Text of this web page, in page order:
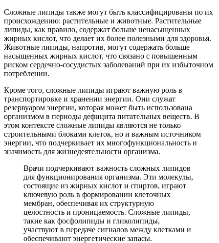
Сложные липиды также могут быть классифицированы по их
происхождению: растительные и животные. Растительные
липиды, как правило, содержат больше ненасыщенных
жирных кислот, что делает их более полезными для здоровья.
Животные липиды, напротив, могут содержать больше
насыщенных жирных кислот, что связано с повышенным
риском сердечно-сосудистых заболеваний при их избыточном
потреблении.
Кроме того, сложные липиды играют важную роль в
транспортировке и хранении энергии. Они служат
резервуаром энергии, которая может быть использована
организмом в периоды дефицита питательных веществ. В
этом контексте сложные липиды являются не только
строительными блоками клеток, но и важным источником
энергии, что подчеркивает их многофункциональность и
значимость для жизнедеятельности организма.
Врачи подчеркивают важность сложных липидов
для функционирования организма. Эти молекулы,
состоящие из жирных кислот и спиртов, играют
ключевую роль в формировании клеточных
мембран, обеспечивая их структурную
целостность и проницаемость. Сложные липиды,
такие как фосфолипиды и гликолипиды,
участвуют в передаче сигналов между клетками и
обеспечивают энергетические запасы.